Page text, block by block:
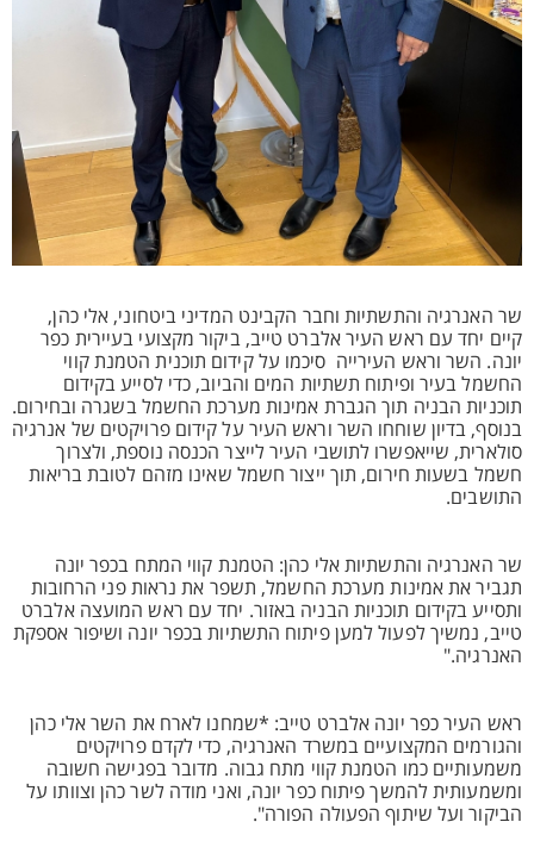
שר האנרגיה והתשתיות וחבר הקבינט המדיני ביטחוני, אלי כהן,
קיים יחד עם ראש העיר אלברט טייב, ביקור מקצועי בעיירית כפר
יונה. השר וראש העירייה סיכמו על קידום תוכנית הטמנת קווי
החשמל בעיר ופיתוח תשתיות המים והביוב, כדי לסייע בקידום
תוכניות הבניה תוך הגברת אמינות מערכת החשמל בשגרה ובחירום.
בנוסף, בדיון שוחחו השר וראש העיר על קידום פרויקטים של אנרגיה
סולארית, שייאפשרו לתושבי העיר לייצר הכנסה נוספת, ולצרוך
חשמל בשעות חירום, תוך ייצור חשמל שאינו מזהם לטובת בריאות
התושבים.
שר האנרגיה והתשתיות אלי כהן: הטמנת קווי המתח בכפר יונה
תגביר את אמינות מערכת החשמל, תשפר את נראות פני הרחובות
ותסייע בקידום תוכניות הבניה באזור. יחד עם ראש המועצה אלברט
טייב, נמשיך לפעול למען פיתוח התשתיות בכפר יונה ושיפור אספקת
האנרגיה."
ראש העיר כפר יונה אלברט טייב: *שמחנו לארח את השר אלי כהן
והגורמים המקצועיים במשרד האנרגיה, כדי לקדם פרויקטים
משמעותיים כמו הטמנת קווי מתח גבוה. מדובר בפגישה חשובה
ומשמעותית להמשך פיתוח כפר יונה, ואני מודה לשר כהן וצוותו על
הביקור ועל שיתוף הפעולה הפורה".